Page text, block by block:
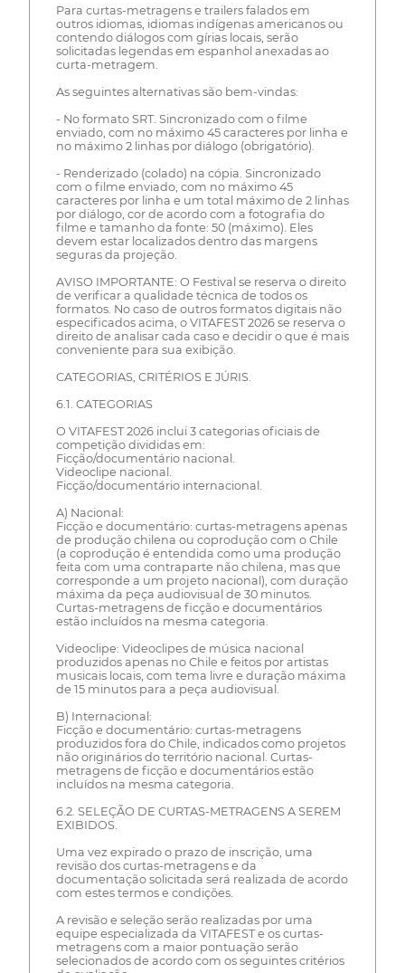
Para curtas-metragens e trailers falados em
outros idiomas, idiomas indígenas americanos ou
contendo diálogos com gírias locais, serão
solicitadas legendas em espanhol anexadas ao
curta-metragem.
As seguintes alternativas são bem-vindas:
- No formato SRT. Sincronizado com o filme
enviado, com no máximo 45 caracteres por linha e
no máximo 2 linhas por diálogo (obrigatório).
- Renderizado (colado) na cópia. Sincronizado
com o filme enviado, com no máximo 45
caracteres por linha e um total máximo de 2 linhas
por diálogo, cor de acordo com a fotografia do
filme e tamanho da fonte: 50 (máximo). Eles
devem estar localizados dentro das margens
seguras da projeção.
AVISO IMPORTANTE: O Festival se reserva o direito
de verificar a qualidade técnica de todos os
formatos. No caso de outros formatos digitais não
especificados acima, o VITAFEST 2026 se reserva o
direito de analisar cada caso e decidir o que é mais
conveniente para sua exibição.
CATEGORIAS, CRITÉRIOS E JÚRIS.
6.1. CATEGORIAS
O VITAFEST 2026 inclui 3 categorias oficiais de
competição divididas em:
Ficção/documentário nacional.
Videoclipe nacional.
Ficção/documentário internacional.
A) Nacional:
Ficção e documentário: curtas-metragens apenas
de produção chilena ou coprodução com o Chile
(a coprodução é entendida como uma produção
feita com uma contraparte não chilena, mas que
corresponde a um projeto nacional), com duração
máxima da peça audiovisual de 30 minutos.
Curtas-metragens de ficção e documentários
estão incluídos na mesma categoria.
Videoclipe: Videoclipes de música nacional
produzidos apenas no Chile e feitos por artistas
musicais locais, com tema livre e duração máxima
de 15 minutos para a peça audiovisual.
B) Internacional:
Ficção e documentário: curtas-metragens
produzidos fora do Chile, indicados como projetos
não originários do território nacional. Curtas-
metragens de ficção e documentários estão
incluídos na mesma categoria.
6.2. SELEÇÃO DE CURTAS-METRAGENS A SEREM
EXIBIDOS.
Uma vez expirado o prazo de inscrição, uma
revisão dos curtas-metragens e da
documentação solicitada será realizada de acordo
com estes termos e condições.
A revisão e seleção serão realizadas por uma
equipe especializada da VITAFEST e os curtas-
metragens com a maior pontuação serão
selecionados de acordo com os seguintes critérios